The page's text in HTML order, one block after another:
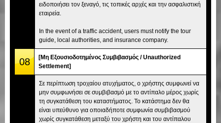
ειδοποιήσει τον ξεναγό, τις τοπικές αρχές και την ασφαλιστική
εταιρεία.
In the event of a traffic accident, users must notify the tour
guide, local authorities, and insurance company.
08
[Μη Εξουσιοδοτημένος Συμβιβασμός / Unauthorized
Settlement]
Σε περίπτωση τροχαίου ατυχήματος, ο χρήστης συμφωνεί να
μην συμφωνήσει σε συμβιβασμό με το αντίπαλο μέρος χωρίς
τη συγκατάθεση του καταστήματος. Το κατάστημα δεν θα
είναι υπεύθυνο για οποιαδήποτε συμφωνία συμβιβασμού
χωρίς συγκατάθεση μεταξύ του χρήστη και του αντίπαλου